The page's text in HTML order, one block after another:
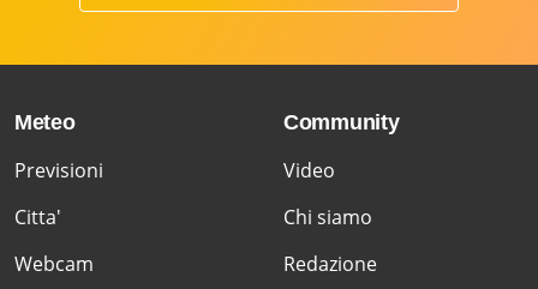
Meteo
Previsioni
Citta'
Webcam
Community
Video
Chi siamo
Redazione